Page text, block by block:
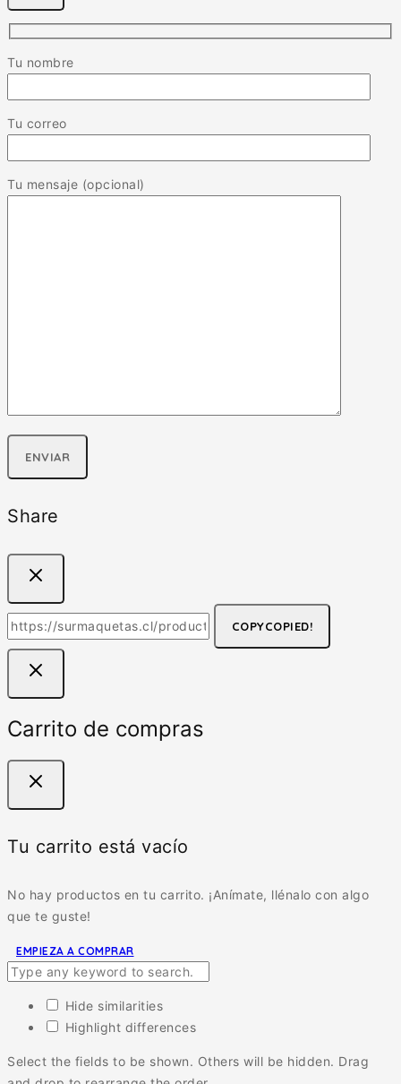
Tu nombre
Tu correo
Tu mensaje (opcional)
Share
COPYCOPIED!
Carrito de compras
Tu carrito está vacío
No hay productos en tu carrito. ¡Anímate, llénalo con algo
que te guste!
EMPIEZA A COMPRAR
Hide similarities
Highlight differences
Select the fields to be shown. Others will be hidden. Drag